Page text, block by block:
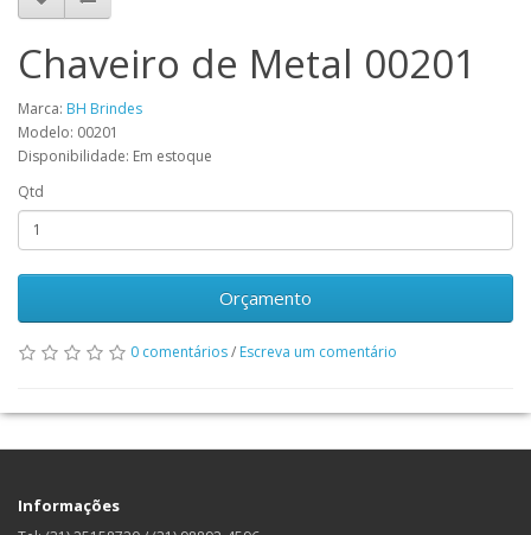
Chaveiro de Metal 00201
Marca: BH Brindes
Modelo: 00201
Disponibilidade: Em estoque
Qtd
Orçamento
0 comentários/ Escreva um comentário
Informações